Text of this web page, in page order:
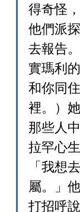
得奇怪
他們派
去報告
實瑪利
和你同
裡。）
那些人
拉罕心
「我想
屬。」
打招呼